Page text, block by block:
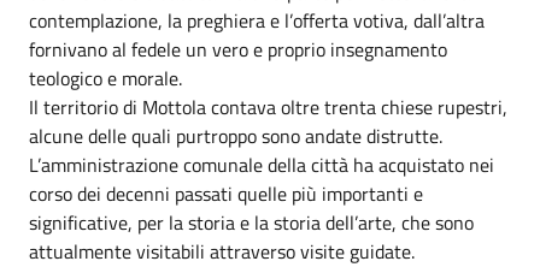
contemplazione, la preghiera e l’offerta votiva, dall’altra
fornivano al fedele un vero e proprio insegnamento
teologico e morale.
Il territorio di Mottola contava oltre trenta chiese rupestri,
alcune delle quali purtroppo sono andate distrutte.
L’amministrazione comunale della città ha acquistato nei
corso dei decenni passati quelle più importanti e
significative, per la storia e la storia dell’arte, che sono
attualmente visitabili attraverso visite guidate.